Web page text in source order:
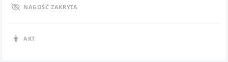
NAGOŚĆ ZAKRYTA
AKT